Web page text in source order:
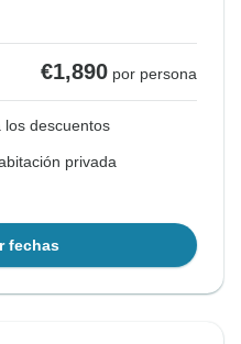
€1,890 por persona
los descuentos
privada
fechas